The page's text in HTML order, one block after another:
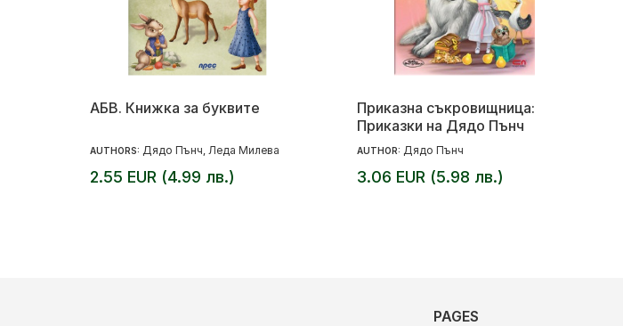
АБВ. Книжка за буквите
AUTHORS: Дядо Пънч Леда Милева
2.55 EUR (4.99 лв.)
Приказна съкровищница:
Приказки на Дядо Пънч
AUTHOR: Дядо Пънч
3.06 EUR (5.98 лв.)
PAGES